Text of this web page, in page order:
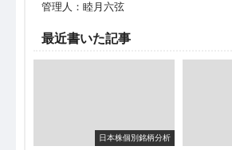
管理人：睦月六弦
最近書いた記事
日本株個別銘柄分析